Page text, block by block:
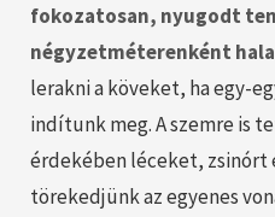
fokozatosan, nyugodt
négyzetméterenként
lerakni a köveket, ha egy-
indítunk meg. A szemre is
érdekében léceket, zsinórt
törekedjünk az egyenes